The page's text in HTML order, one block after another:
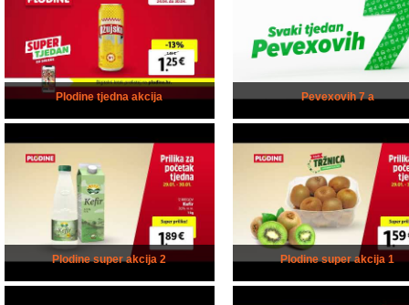
Plodine tjedna akcija Pevexovih 7 a
Plodine super akcija 2 Plodine super akcija 1